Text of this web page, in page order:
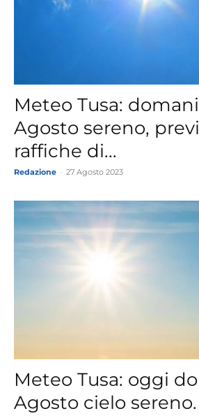
Meteo Tusa:
Agosto sereno,
raffiche di...
Redazione 27 Agosto 2023
Meteo Tusa: oggi
Agosto cielo sereno.